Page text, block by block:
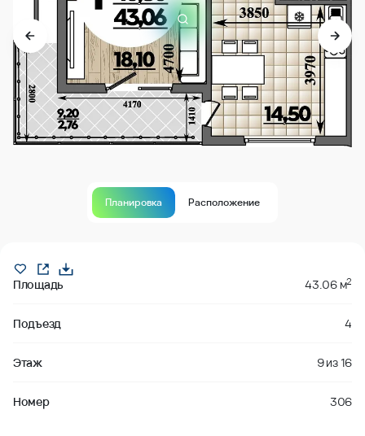
Планировка Расположение
Площадь 43.06 м2
Подъезд 4
Этаж 9из16
Номер 306